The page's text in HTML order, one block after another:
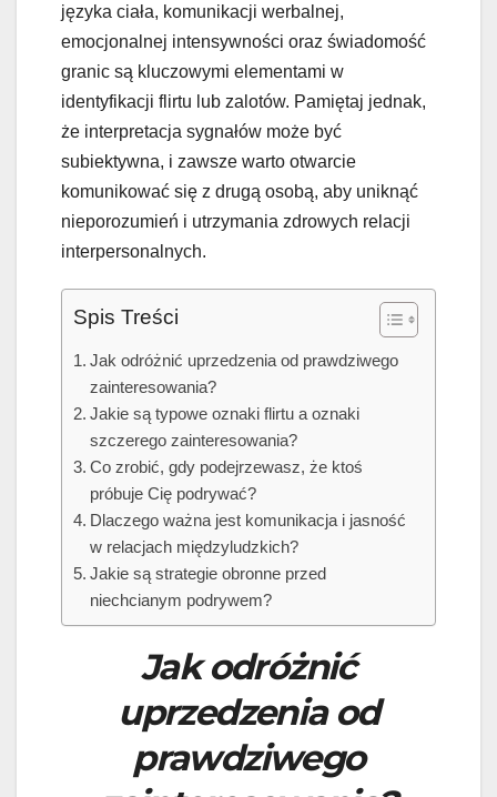
języka ciała, komunikacji werbalnej,
emocjonalnej intensywności oraz świadomość
granic są kluczowymi elementami w
identyfikacji flirtu lub zalotów. Pamiętaj jednak,
że interpretacja sygnałów może być
subiektywna, i zawsze warto otwarcie
komunikować się z drugą osobą, aby uniknąć
nieporozumień i utrzymania zdrowych relacji
interpersonalnych.
Spis Treści
Jak odróżnić uprzedzenia od prawdziwego
zainteresowania?
Jakie są typowe oznaki flirtu a oznaki
szczerego zainteresowania?
Co zrobić, gdy podejrzewasz, że ktoś
próbuje Cię podrywać?
Dlaczego ważna jest komunikacja i jasność
w relacjach międzyludzkich?
Jakie są strategie obronne przed
niechcianym podrywem?
Jak odróżnić
uprzedzenia od
prawdziwego